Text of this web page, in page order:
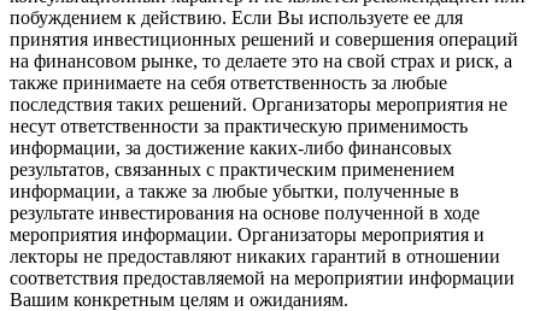
побуждением к действию. Если Вы используете ее для
принятия инвестиционных решений и совершения операций
на финансовом рынке, то делаете это на свой страх и риск, а
также принимаете на себя ответственность за любые
последствия таких решений. Организаторы мероприятия не
несут ответственности за практическую применимость
информации, за достижение каких-либо финансовых
результатов, связанных с практическим применением
информации, а также за любые убытки, полученные в
результате инвестирования на основе полученной в ходе
мероприятия информации. Организаторы мероприятия и
лекторы не предоставляют никаких гарантий в отношении
соответствия предоставляемой на мероприятии информации
Вашим конкретным целям и ожиданиям.